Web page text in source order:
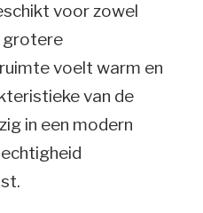
voor zowel
grotere
voelt warm en
van de
in een modern